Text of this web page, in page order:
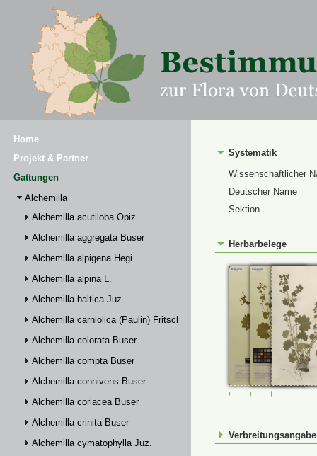
Home
Projekt & Partner
Gattungen
Alchemilla
Alchemilla acutiloba Opiz
Alchemilla aggregata Buser
Alchemilla alpigena Hegi
Alchemilla alpina L.
Alchemilla baltica Juz.
Alchemilla carniolica (Paulin) Fritsch
Alchemilla colorata Buser
Alchemilla compta Buser
Alchemilla connivens Buser
Alchemilla coriacea Buser
Alchemilla crinita Buser
Alchemilla cymatophylla Juz.
Systematik
Wissenschaftlicher
Deutscher Name
Sektion
Herbarbelege
M-0232441M-0232442